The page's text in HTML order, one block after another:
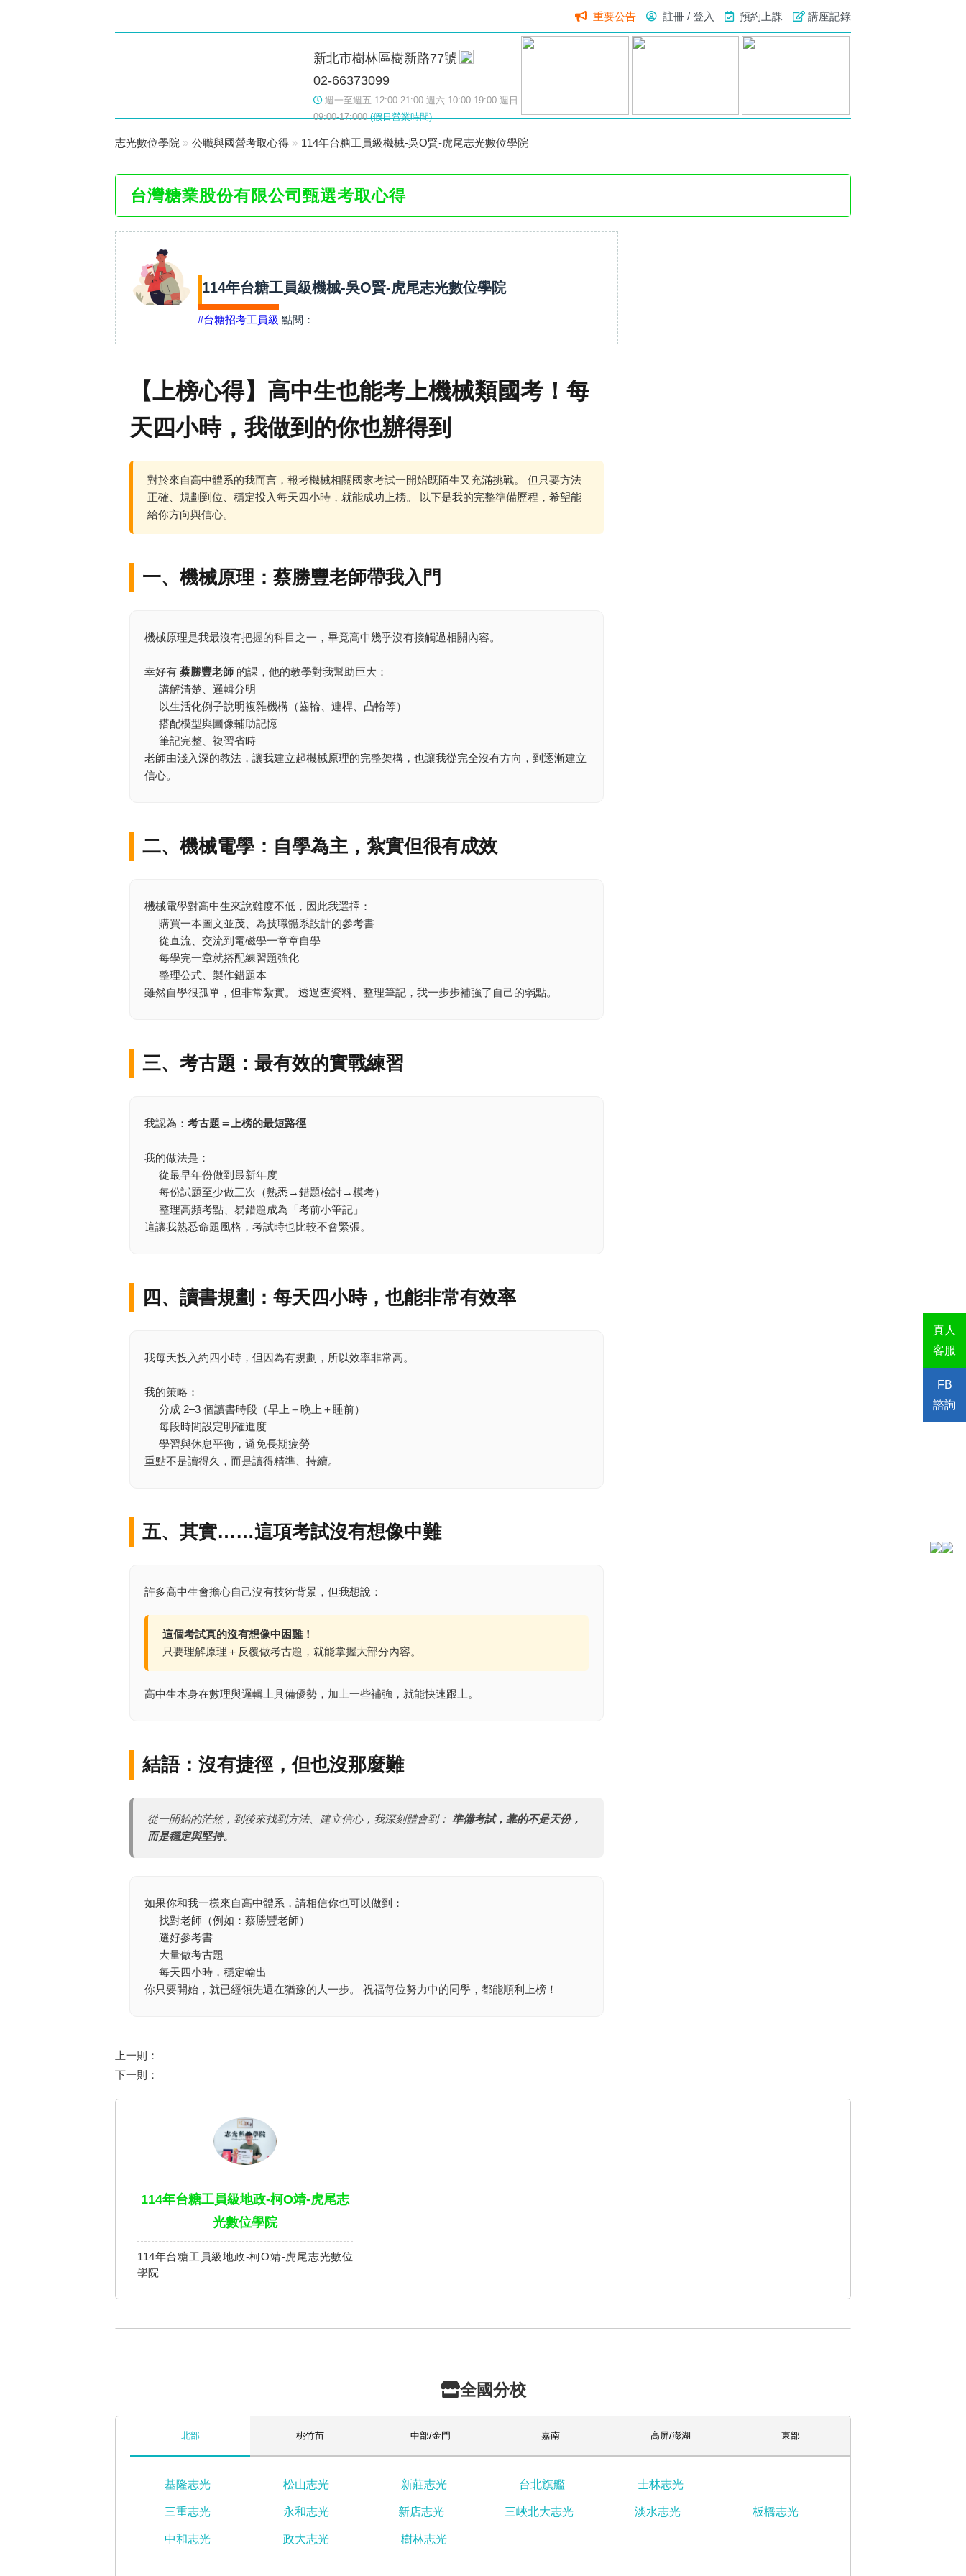
重要公告 註冊 / 登入 預約上課 講座記錄
新北市樹林區樹新路77號
02-66373099
週一至週五 12:00-21:00 週六 10:00-19:00 週日
09:00-17:000(假日營業時間)
真人
客服
FB
諮詢
志光數位學院 » 公職與國營考取心得 » 114年台糖工員級機械-吳O賢-虎尾志光數位學院
台灣糖業股份有限公司甄選考取心得
114年台糖工員級機械-吳O賢-虎尾志光數位學院
#台糖招考工員級 點閱：
【上榜心得】高中生也能考上機械類國考！每
天四小時，我做到的你也辦得到
對於來自高中體系的我而言，報考機械相關國家考試一開始既陌生又充滿挑戰。 但只要方法
正確、規劃到位、穩定投入每天四小時，就能成功上榜。 以下是我的完整準備歷程，希望能
給你方向與信心。
一、機械原理：蔡勝豐老師帶我入門
機械原理是我最沒有把握的科目之一，畢竟高中幾乎沒有接觸過相關內容。
幸好有 蔡勝豐老師 的課，他的教學對我幫助巨大：
講解清楚、邏輯分明
以生活化例子說明複雜機構（齒輪、連桿、凸輪等）
搭配模型與圖像輔助記憶
筆記完整、複習省時
老師由淺入深的教法，讓我建立起機械原理的完整架構，也讓我從完全沒有方向，到逐漸建立
信心。
二、機械電學：自學為主，紮實但很有成效
機械電學對高中生來說難度不低，因此我選擇：
購買一本圖文並茂、為技職體系設計的參考書
從直流、交流到電磁學一章章自學
每學完一章就搭配練習題強化
整理公式、製作錯題本
雖然自學很孤單，但非常紮實。 透過查資料、整理筆記，我一步步補強了自己的弱點。
三、考古題：最有效的實戰練習
我認為： 考古題＝上榜的最短路徑
我的做法是：
從最早年份做到最新年度
每份試題至少做三次（熟悉→錯題檢討→模考）
整理高頻考點、易錯題成為「考前小筆記」
這讓我熟悉命題風格，考試時也比較不會緊張。
四、讀書規劃：每天四小時，也能非常有效率
我每天投入約四小時，但因為有規劃，所以效率非常高。
我的策略：
分成 2–3 個讀書時段（早上＋晚上＋睡前）
每段時間設定明確進度
學習與休息平衡，避免長期疲勞
重點不是讀得久，而是讀得精準、持續。
五、其實……這項考試沒有想像中難
許多高中生會擔心自己沒有技術背景，但我想說：
這個考試真的沒有想像中困難！
只要理解原理＋反覆做考古題，就能掌握大部分內容。
高中生本身在數理與邏輯上具備優勢，加上一些補強，就能快速跟上。
結語：沒有捷徑，但也沒那麼難
從一開始的茫然，到後來找到方法、建立信心，我深刻體會到： 準備考試，靠的不是天份，
而是穩定與堅持。
如果你和我一樣來自高中體系，請相信你也可以做到：
找對老師（例如：蔡勝豐老師）
選好參考書
大量做考古題
每天四小時，穩定輸出
你只要開始，就已經領先還在猶豫的人一步。 祝福每位努力中的同學，都能順利上榜！
上一則：
下一則：
114年台糖工員級地政-柯O靖-虎尾志
光數位學院
114年台糖工員級地政-柯O靖-虎尾志光數位
學院
全國分校
北部 桃竹苗 中部/金門 嘉南 高屏/澎湖 東部
基隆志光 松山志光 新莊志光 台北旗艦 士林志光
三重志光 永和志光 新店志光 三峽北大志光 淡水志光 板橋志光
中和志光 政大志光 樹林志光